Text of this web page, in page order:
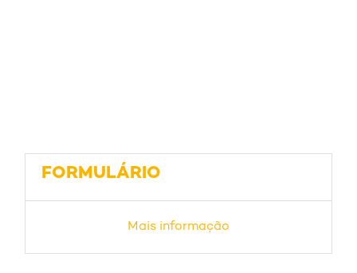
FORMULÁRIO
Mais informação